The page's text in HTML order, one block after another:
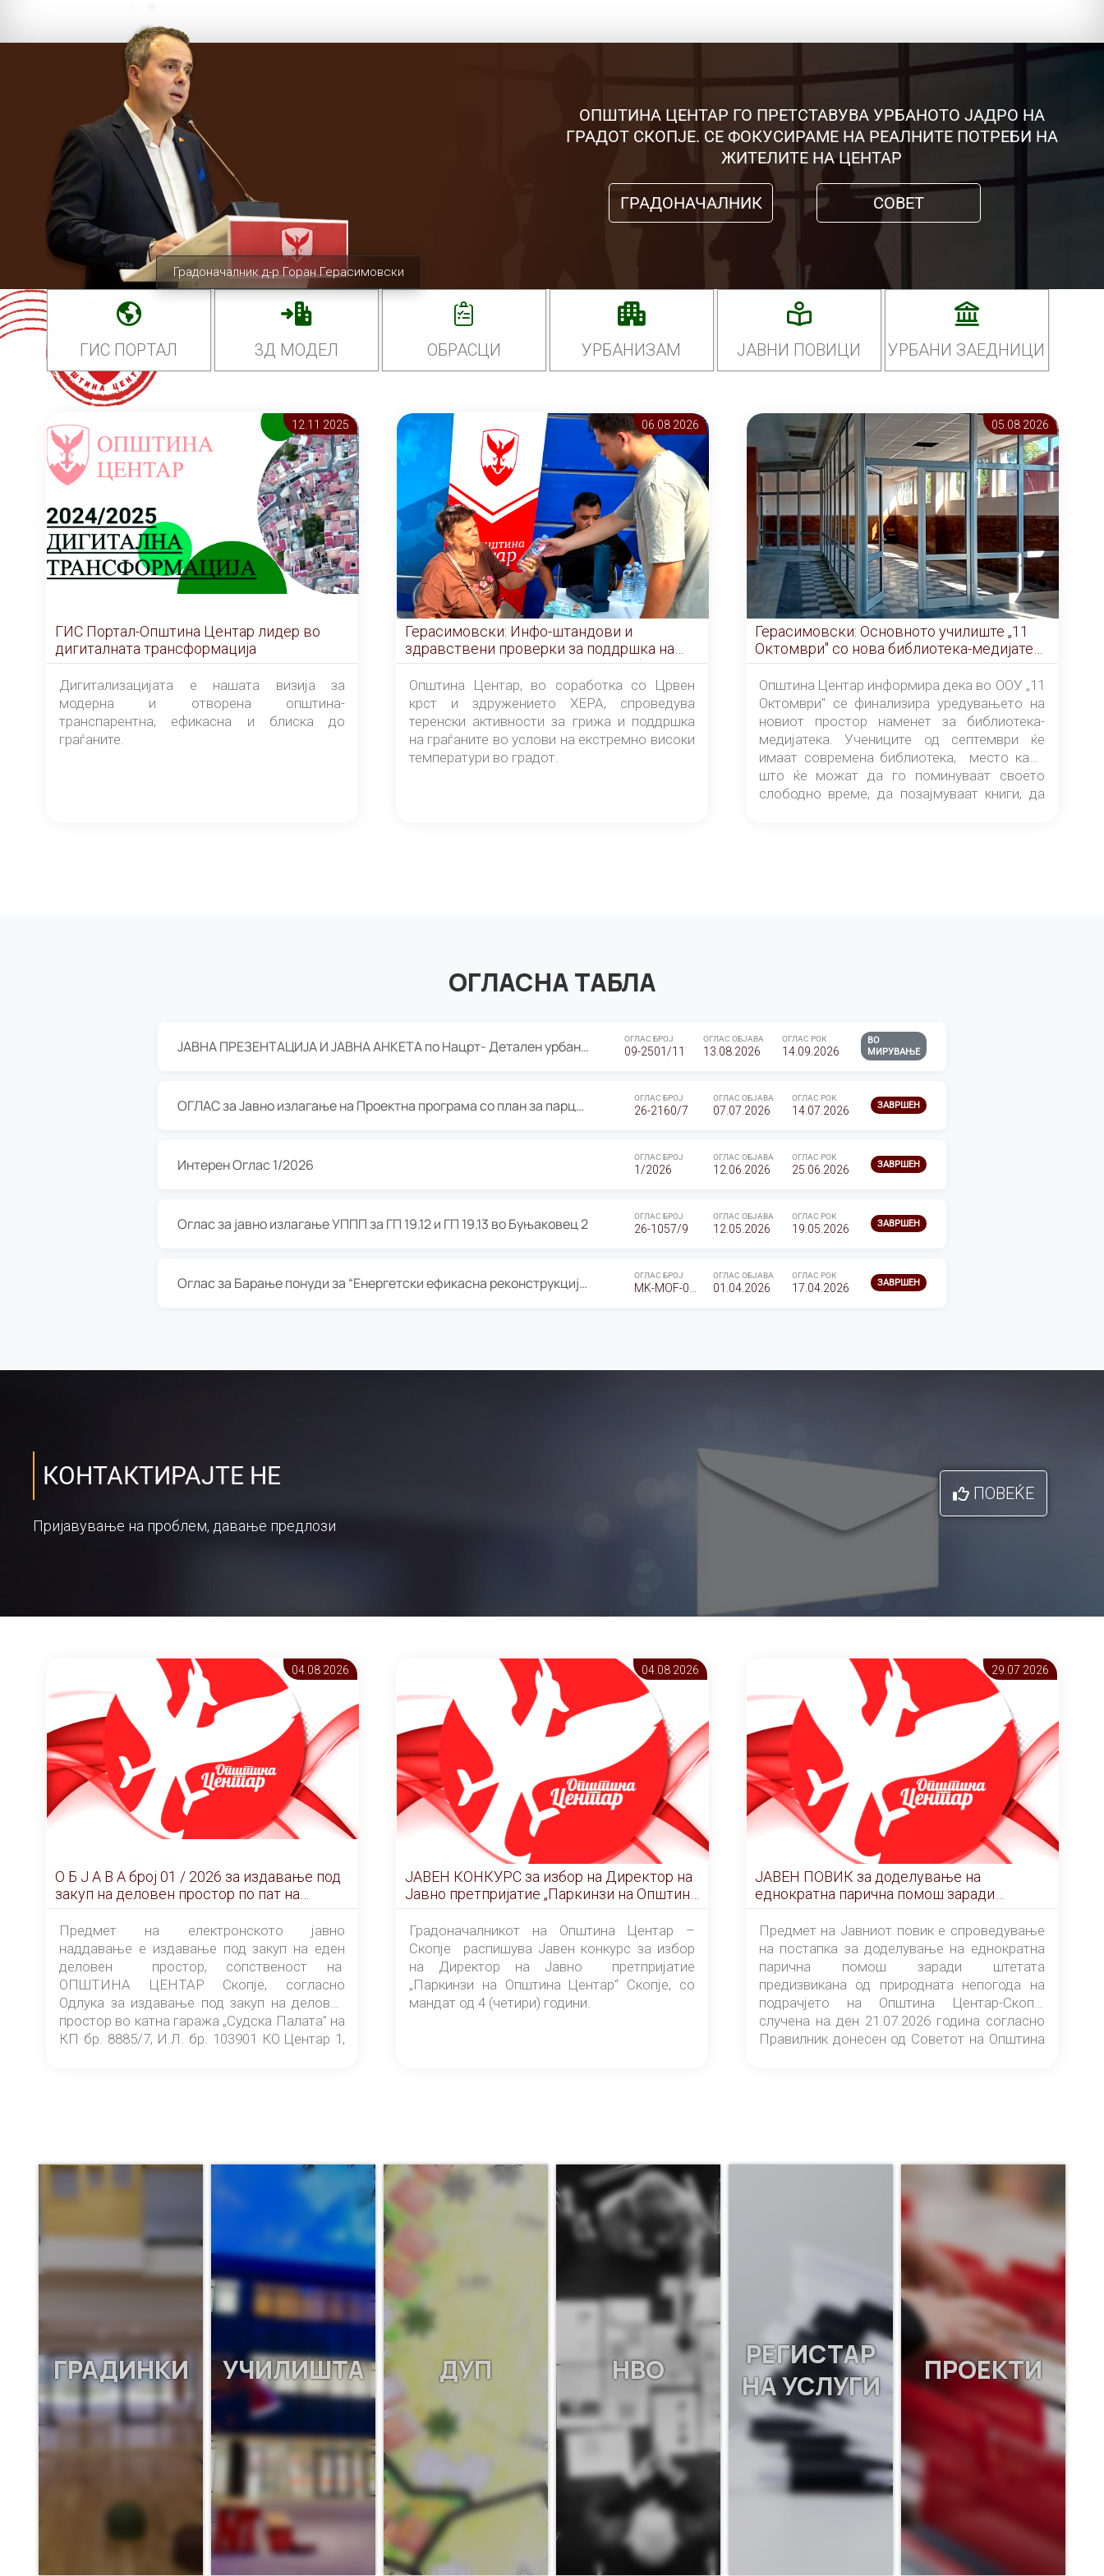
Градоначалник д-р Горан Герасимовски
ОПШТИНА ЦЕНТАР ГО ПРЕТСТАВУВА УРБАНОТО ЈАДРО НА
ГРАДОТ СКОПЈЕ. СЕ ФОКУСИРАМЕ НА РЕАЛНИТЕ ПОТРЕБИ НА
ЖИТЕЛИТЕ НА ЦЕНТАР
ГРАДОНАЧАЛНИК СОВЕТ
ГИС ПОРТАЛ 3Д МОДЕЛ ОБРАСЦИ УРБАНИЗАМ ЈАВНИ ПОВИЦИ УРБАНИ ЗАЕДНИЦИ
12.11 2025
ГИС Портал-Општина Центар лидер во
дигиталната трансформација
Дигитализацијата е нашата визија за
модерна и отворена општина-
транспарентна, ефикасна и блиска до
граѓаните.
06.08 2026
Герасимовски: Инфо-штандови и
здравствени проверки за поддршка на
граѓаните во услови на топлотен бран
Општина Центар, во соработка со Црвен
крст и здружението ХЕРА, спроведува
теренски активности за грижа и поддршка
на граѓаните во услови на екстремно високи
температури во градот.
05.08 2026
Герасимовски: Основното училиште „11
Октомври" со нова библиотека-медијатека
од септември
Општина Центар информира дека во ООУ „11
Октомври" се финализира уредувањето на
новиот простор наменет за библиотека-
медијатека. Учениците од септември ќе
имаат современа библиотека, место каде
што ќе можат да го поминуваат своето
слободно време, да позајмуваат книги, да
ОГЛАСНА ТАБЛА
ЈАВНА ПРЕЗЕНТАЦИЈА И ЈАВНА АНКЕТА по Нацрт- Детален урбанистички план Градска четврт Ј 05- Барутана, Општина Центар- Скопје, плански период 2025-2030 ОГЛАС БРОЈ
09-2501/11
ОГЛАС ОБЈАВА
13.08.2026
ОГЛАС РОК
14.09.2026
ВО
МИРУВАЊЕ
ОГЛАС за Јавно излагање на Проектна програма со план за парцелација за Урбанистички проект со план за парцелација за спојување на ГП 20.12 и ГП 20.37 од Изменување и дополнување на Детален урбанистички план Буњаковец 2, Општина Центар – Скопје ОГЛАС БРОЈ
26-2160/7
ОГЛАС ОБЈАВА
07.07.2026
ОГЛАС РОК
14.07.2026 ЗАВРШЕН
Интерен Оглас 1/2026 ОГЛАС БРОЈ
1/2026
ОГЛАС ОБЈАВА
12.06.2026
ОГЛАС РОК
25.06.2026 ЗАВРШЕН
Оглас за јавно излагање УППП за ГП 19.12 и ГП 19.13 во Буњаковец 2 ОГЛАС БРОЈ
26-1057/9
ОГЛАС ОБЈАВА
12.05.2026
ОГЛАС РОК
19.05.2026 ЗАВРШЕН
Оглас за Барање понуди за “Енергетски ефикасна реконструкција на објектот ООУ „Св. Кирил и Методиј" ОГЛАС БРОЈ ОГЛАС ОБЈАВА
01.04.2026
ОГЛАС РОК
17.04.2026 ЗАВРШЕН
КОНТАКТИРАЈТЕ НЕ
Пријавување на проблем, давање предлози
ПОВЕЌЕ
04.08 2026
О Б Ј А В А брoj 01 / 2026 за издавање под
закуп на деловен простор по пат на
ЕЛЕКТРОНСКО ЈАВНО НАДДАВАЊЕ
Предмет на електронското јавно
наддавање е издавање под закуп на еден
деловен простор, сопственост на
ОПШТИНА ЦЕНТАР Скопје, согласно
Одлука за издавање под закуп на деловен
простор во катна гаража „Судска Палата” на
КП бр. 8885/7, И.Л. бр. 103901 КО Центар 1,
понудувач.
04.08 2026
ЈАВЕН КОНКУРС за избор на Директор на
Јавно претпријатие „Паркинзи на Општина
Центар“ – Скопје
Градоначалникот на Општина Центар –
Скопје распишува Јавен конкурс за избор
на Директор на Јавно претпријатие
„Паркинзи на Општина Центар“ Скопје, со
мандат од 4 (четири) години.
29.07 2026
ЈАВЕН ПОВИК за доделување на
еднократна парична помош заради
штетата предизвикана од природната
непогода на подрачјето на Општина
Центар-Скопје случена на ден 21.07.2026
година
Предмет на Јавниот повик е спроведување
на постапка за доделување на еднократна
парична помош заради штетата
предизвикана од природната непогода на
подрачјето на Општина Центар-Скопје
случена на ден 21.07.2026 година согласно
Правилник донесен од Советот на Општина
ГРАДИНКИ УЧИЛИШТА ДУП НВО
РЕГИСТАР
НА УСЛУГИ
ПРОЕКТИ